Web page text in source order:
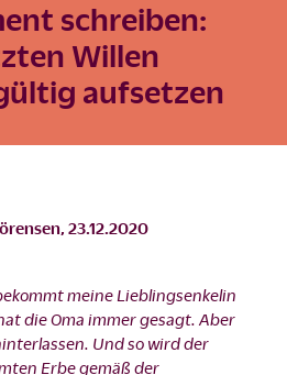
schreiben:
Willen
aufsetzen
23.12.2020
meine Lieblingsenkelin
die Oma immer gesagt. Aber
Und so wird der
Erbe gemäß der